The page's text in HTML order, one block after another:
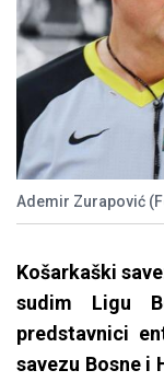
Ademir Zurapović
Košarkaški
sudim Ligu
predstavnici
savezu Bosne i